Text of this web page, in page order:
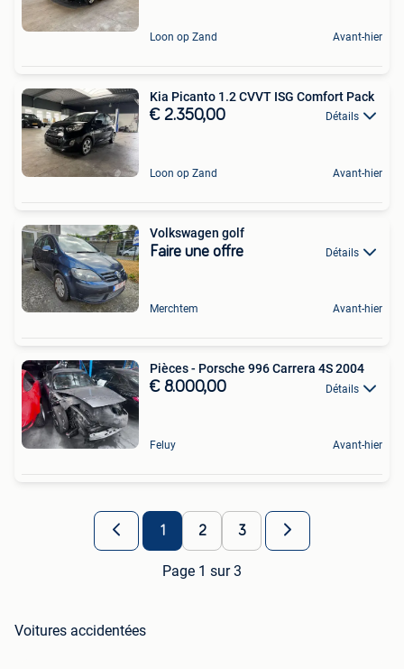
Loon op Zand Avant-hier
Kia Picanto 1.2 CVVT ISG Comfort Pack
€ 2.350,00 Détails
Loon op Zand Avant-hier
Volkswagen golf
Faire une offre Détails
Merchtem Avant-hier
Pièces - Porsche 996 Carrera 4S 2004
€ 8.000,00 Détails
Feluy Avant-hier
1 2 3
Page 1 sur 3
Voitures accidentées